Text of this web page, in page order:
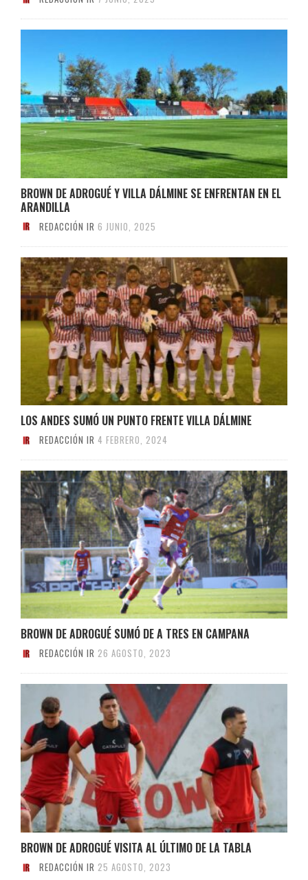
BROWN DE ADROGUÉ Y VILLA DÁLMINE SE ENFRENTAN EN EL
ARANDILLA
REDACCIÓN IR 6 JUNIO, 2025
LOS ANDES SUMÓ UN PUNTO FRENTE VILLA DÁLMINE
REDACCIÓN IR 4 FEBRERO, 2024
BROWN DE ADROGUÉ SUMÓ DE A TRES EN CAMPANA
REDACCIÓN IR 26 AGOSTO, 2023
BROWN DE ADROGUÉ VISITA AL ÚLTIMO DE LA TABLA
REDACCIÓN IR 25 AGOSTO, 2023